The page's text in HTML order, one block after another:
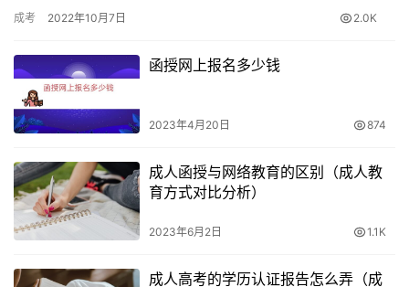
是相对于常规志愿而言的，由于考生志愿申请不均衡，征集志愿是
成考 2022年10月7日 2.0K
函授网上报名多少钱
2023年4月20日 874
成人函授与网络教育的区别（成人教
育方式对比分析）
2023年6月2日 1.1K
成人高考的学历认证报告怎么弄（成